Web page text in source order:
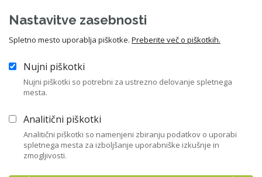
Ste pozabili geslo?
V kolikor še niste član ZNS, vas vabimo da se nam pridružite in
izkoristite vse ugodnosti članstva. Letna članarina znaša 210
Nastavitve zasebnosti
Spletno mesto uporablja piškotke. Preberite več o piškotkih.
Nujni piškotki
Nujni piškotki so potrebni za ustrezno delovanje spletnega
mesta.
Analitični piškotki
Analitični piškotki so namenjeni zbiranju podatkov o uporabi
spletnega mesta za izboljšanje uporabniške izkušnje in
zmogljivosti.